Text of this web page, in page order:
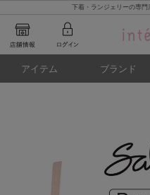
下着・ランジェリーの
アイテム ブランド